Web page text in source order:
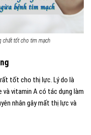
chất tốt cho tim mạch
tốt cho thị lực. Lý do là
vitamin A có tác dụng làm
nhân gây mất thị lực và